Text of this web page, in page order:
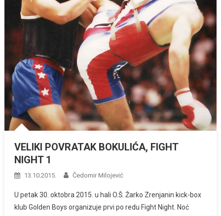
VELIKI POVRATAK BOKULIĆA, FIGHT
NIGHT 1
13.10.2015. Čedomir Milojević
U petak 30. oktobra 2015. u hali O.Š. Žarko Zrenjanin kick-box
klub Golden Boys organizuje prvi po redu Fight Night. Noć